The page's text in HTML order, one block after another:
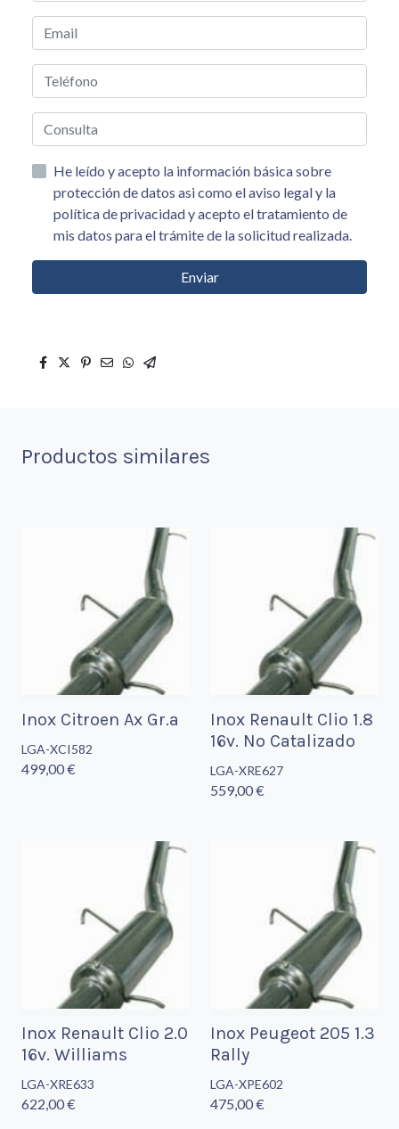
He leído y acepto la información básica sobre
protección de datos asi como el aviso legal y la
política de privacidad y acepto el tratamiento de
mis datos para el trámite de la solicitud realizada.
Enviar
Productos similares
Inox Citroen Ax Gr.a
LGA-XCI582
499,00 €
Inox Renault Clio 1.8
16v. No Catalizado
LGA-XRE627
559,00 €
Inox Renault Clio 2.0
16v. Williams
LGA-XRE633
622,00 €
Inox Peugeot 205 1.3
Rally
LGA-XPE602
475,00 €